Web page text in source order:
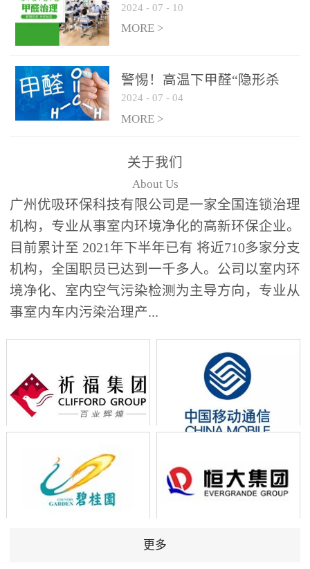
厅关于加强学校新建校舍室
内空气质量管理通知
2024 - 07 - 10
MORE >
警惕！高温下甲醛“隐形杀
手”来袭，你的家安全吗？
2024 - 07 - 04
MORE >
关于我们
About Us
广州优吸环保科技有限公司是一家全国连锁治理
机构，专业从事室内环境净化的高新环保企业。
目前累计至 2021年下半年已有 将近710多家分支
机构，全国职员已达到一千多人。公司以室内环
境净化、室内空气污染检测为主导方向，专业从
事室内车内污染治理产...
更多